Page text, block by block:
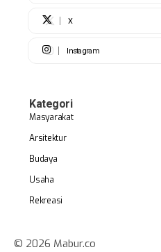
X
Instagram
Kategori
Masyarakat
Arsitektur
Budaya
Usaha
Rekreasi
© 2026 Mabur.co